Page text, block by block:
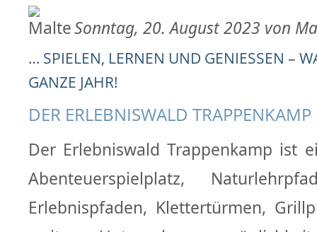
Sonntag, 20. August 2023 von
… SPIELEN, LERNEN UND GENIESSEN –
ANZE JAHR!
DER ERLEBNISWALD TRAPPENKAMP
Der Erlebniswald Trappenkamp ist
Abenteuerspielplatz,
Erlebnispfaden, Klettertürmen,